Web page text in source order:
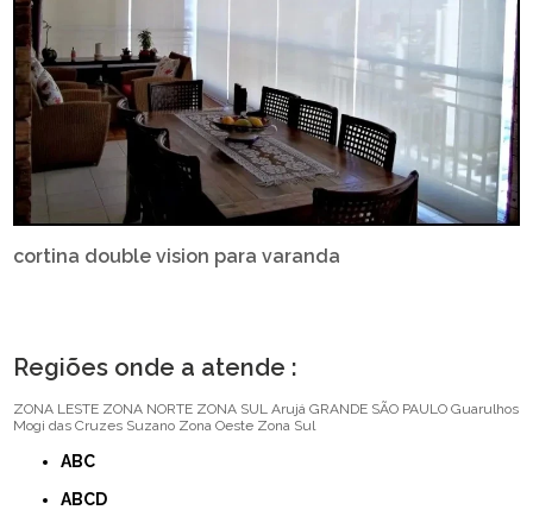
cortina double vision para varanda
Regiões onde a atende :
ZONA LESTE ZONA NORTE ZONA SUL Arujá GRANDE SÃO PAULO Guarulhos
Mogi das Cruzes Suzano Zona Oeste Zona Sul
ABC
ABCD